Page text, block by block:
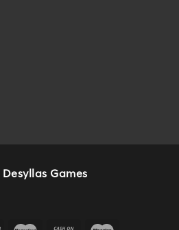
Desyllas Games